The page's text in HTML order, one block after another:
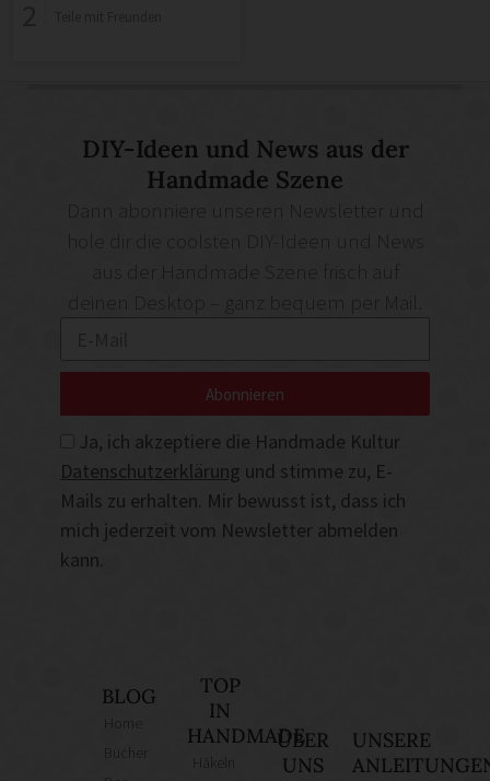
DIY-Ideen und News aus der
Handmade Szene
deinen Desktop – ganz bequem per Mail.
Ja, ich akzeptiere die Handmade Kultur
Datenschutzerklärung und stimme zu, E-
Mails zu erhalten. Mir bewusst ist, dass ich
mich jederzeit vom Newsletter abmelden
kann.
Abonnieren
BLOG
TOP
IN
HANDMADEÜBER
UNS
UNSERE